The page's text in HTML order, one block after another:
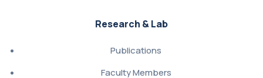
Research & Lab
Publications
Faculty Members